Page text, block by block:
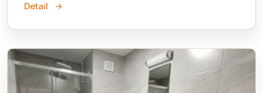
Detail